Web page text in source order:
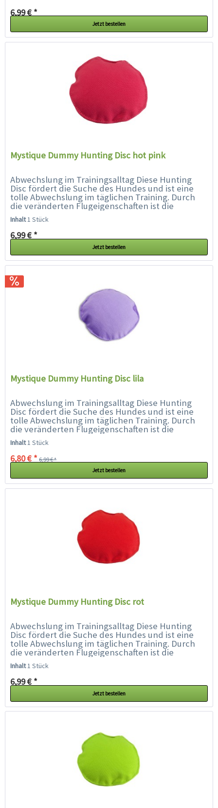
6,99 € *
Jetzt bestellen
Mystique Dummy Hunting Disc hot pink
Abwechslung im Trainingsalltag Diese Hunting
Disc fördert die Suche des Hundes und ist eine
tolle Abwechslung im täglichen Training. Durch
die veränderten Flugeigenschaften ist die
Hunting Disc für den Hund...
Inhalt1 Stück
6,99 € *
Jetzt bestellen
Mystique Dummy Hunting Disc lila
Abwechslung im Trainingsalltag Diese Hunting
Disc fördert die Suche des Hundes und ist eine
tolle Abwechslung im täglichen Training. Durch
die veränderten Flugeigenschaften ist die
Hunting Disc für den Hund...
Inhalt1 Stück
6,80 € * 6,99 € *
Jetzt bestellen
Mystique Dummy Hunting Disc rot
Abwechslung im Trainingsalltag Diese Hunting
Disc fördert die Suche des Hundes und ist eine
tolle Abwechslung im täglichen Training. Durch
die veränderten Flugeigenschaften ist die
Hunting Disc für den Hund...
Inhalt1 Stück
6,99 € *
Jetzt bestellen